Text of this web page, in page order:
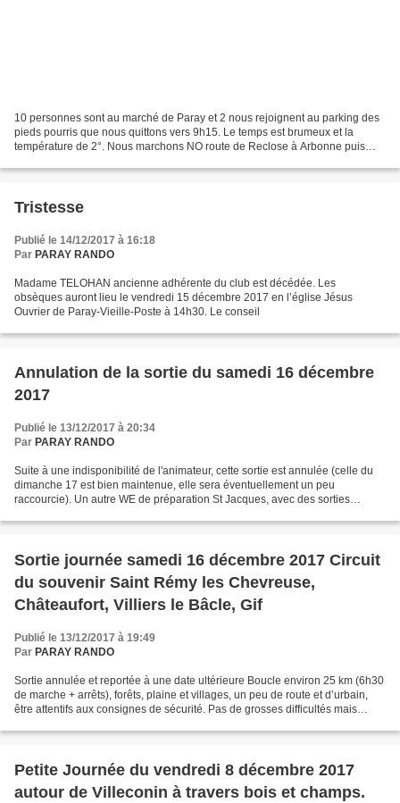
10 personnes sont au marché de Paray et 2 nous rejoignent au parking des
pieds pourris que nous quittons vers 9h15. Le temps est brumeux et la
température de 2°. Nous marchons NO route de Reclose à Arbonne puis
Tristesse
Publié le 14/12/2017 à 16:18
Par PARAY RANDO
Madame TELOHAN ancienne adhérente du club est décédée. Les
obsèques auront lieu le vendredi 15 décembre 2017 en l’église Jésus
Ouvrier de Paray-Vieille-Poste à 14h30. Le conseil
Annulation de la sortie du samedi 16 décembre
2017
Publié le 13/12/2017 à 20:34
Par PARAY RANDO
Suite à une indisponibilité de l'animateur, cette sortie est annulée (celle du
dimanche 17 est bien maintenue, elle sera éventuellement un peu
raccourcie). Un autre WE de préparation St Jacques, avec des sorties
Sortie journée samedi 16 décembre 2017 Circuit
du souvenir Saint Rémy les Chevreuse,
Châteaufort, Villiers le Bâcle, Gif
Publié le 13/12/2017 à 19:49
Par PARAY RANDO
Sortie annulée et reportée à une date ultérieure Boucle environ 25 km (6h30
de marche + arrêts), forêts, plaine et villages, un peu de route et d’urbain,
être attentifs aux consignes de sécurité. Pas de grosses difficultés mais
Petite Journée du vendredi 8 décembre 2017
autour de Villeconin à travers bois et champs.